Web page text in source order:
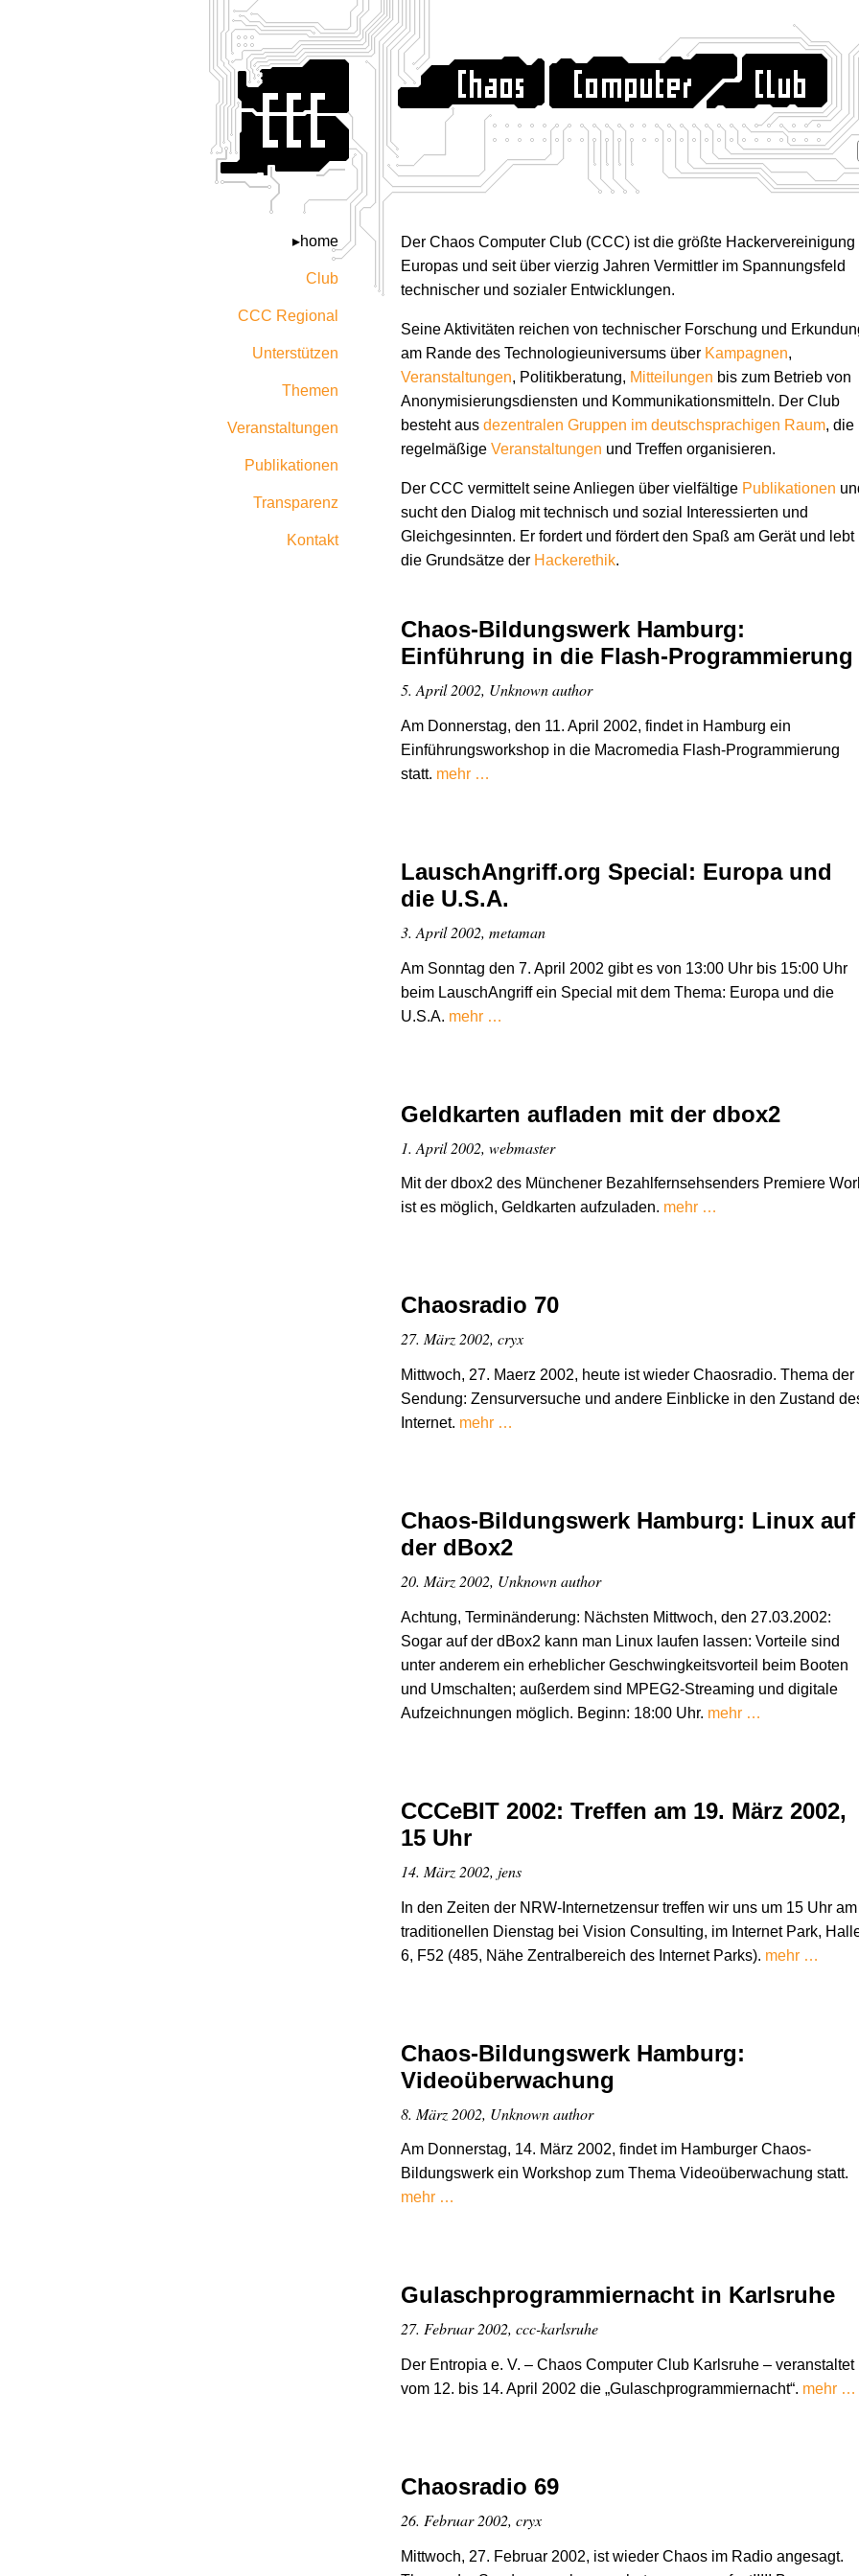
home
Club
CCC Regional
Unterstützen
Themen
Veranstaltungen
Publikationen
Transparenz
Kontakt
Der Chaos Computer Club (CCC) ist die größte Hackervereinigung
Europas und seit über vierzig Jahren Vermittler im Spannungsfeld
technischer und sozialer Entwicklungen.
Seine Aktivitäten reichen von technischer Forschung und
am Rande des Technologie­universums über Kampagnen,
Veranstaltungen, Politikberatung, Mitteilungen bis zum Betrieb von
Anonymisierungs­diensten und Kommunikations­mitteln. Der Club
besteht aus dezentralen Gruppen im deutschsprachigen Raum, die
regelmäßige Veranstaltungen und Treffen organisieren.
Der CCC vermittelt seine Anliegen über vielfältige Publikationen
sucht den Dialog mit technisch und sozial Interessierten und
Gleichgesinnten. Er fordert und fördert den Spaß am Gerät und lebt
die Grundsätze der Hacker­ethik.
Chaos-Bildungswerk Hamburg:
Einführung in die Flash-Programmierung
5. April 2002, Unknown author
Am Donnerstag, den 11. April 2002, findet in Hamburg ein
Einführungsworkshop in die Macromedia Flash-Programmierung
statt. mehr …
LauschAngriff.org Special: Europa und
die U.S.A.
3. April 2002, metaman
Am Sonntag den 7. April 2002 gibt es von 13:00 Uhr bis 15:00 Uhr
beim LauschAngriff ein Special mit dem Thema: Europa und die
U.S.A. mehr …
Geldkarten aufladen mit der dbox2
1. April 2002, webmaster
Mit der dbox2 des Münchener Bezahlfernsehsenders Premiere
ist es möglich, Geldkarten aufzuladen. mehr …
Chaosradio 70
27. März 2002, cryx
Mittwoch, 27. Maerz 2002, heute ist wieder Chaosradio. Thema der
Sendung: Zensurversuche und andere Einblicke in den Zustand
Internet. mehr …
Chaos-Bildungswerk Hamburg: Linux auf
der dBox2
20. März 2002, Unknown author
Achtung, Terminänderung: Nächsten Mittwoch, den 27.03.2002:
Sogar auf der dBox2 kann man Linux laufen lassen: Vorteile sind
unter anderem ein erheblicher Geschwingkeitsvorteil beim Booten
und Umschalten; außerdem sind MPEG2-Streaming und digitale
Aufzeichnungen möglich. Beginn: 18:00 Uhr. mehr …
CCCeBIT 2002: Treffen am 19. März 2002,
15 Uhr
14. März 2002, jens
In den Zeiten der NRW-Internetzensur treffen wir uns um 15 Uhr am
traditionellen Dienstag bei Vision Consulting, im Internet Park,
6, F52 (485, Nähe Zentralbereich des Internet Parks). mehr …
Chaos-Bildungswerk Hamburg:
Videoüberwachung
8. März 2002, Unknown author
Am Donnerstag, 14. März 2002, findet im Hamburger Chaos-
Bildungswerk ein Workshop zum Thema Videoüberwachung statt.
mehr …
Gulaschprogrammiernacht in Karlsruhe
27. Februar 2002, ccc-karlsruhe
Der Entropia e. V. – Chaos Computer Club Karlsruhe – veranstaltet
vom 12. bis 14. April 2002 die „Gulaschprogrammiernacht“. mehr …
Chaosradio 69
26. Februar 2002, cryx
Mittwoch, 27. Februar 2002, ist wieder Chaos im Radio angesagt.